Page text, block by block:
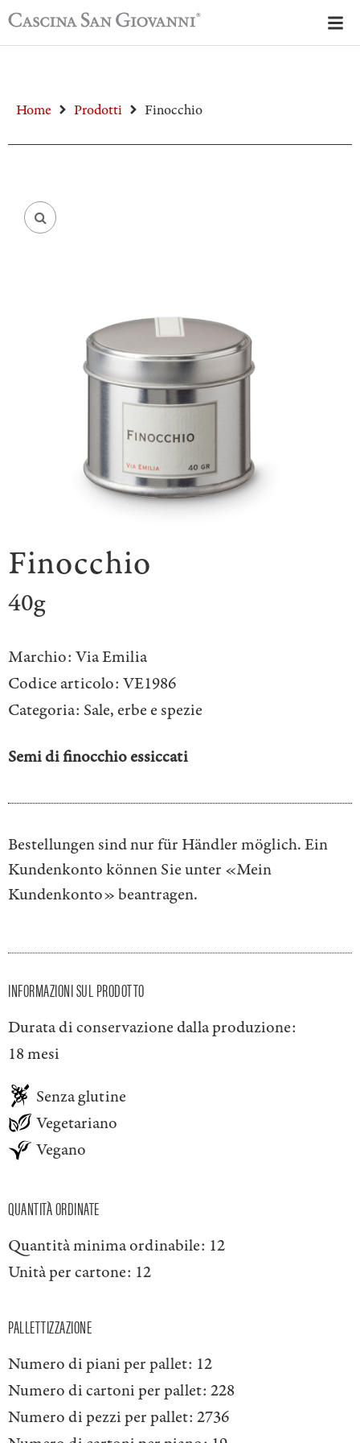
Home Prodotti Finocchio
Finocchio
40g
Marchio: Via Emilia
Codice articolo: VE1986
Categoria: Sale, erbe e spezie
Semi di finocchio essiccati
Bestellungen sind nur für Händler möglich. Ein
Kundenkonto können Sie unter «Mein
Kundenkonto»beantragen.
INFORMAZIONI SUL PRODOTTO
Durata di conservazione dalla produzione:
18 mesi
Senza glutine
Vegetariano
Vegano
QUANTITÀ ORDINATE
Quantità minima ordinabile: 12
Unità per cartone: 12
PALLETTIZZAZIONE
Numero di piani per pallet: 12
Numero di cartoni per pallet: 228
Numero di pezzi per pallet: 2736